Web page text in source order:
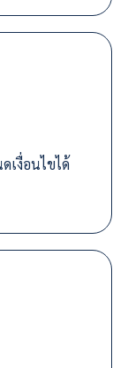
เงื่อนไขได้